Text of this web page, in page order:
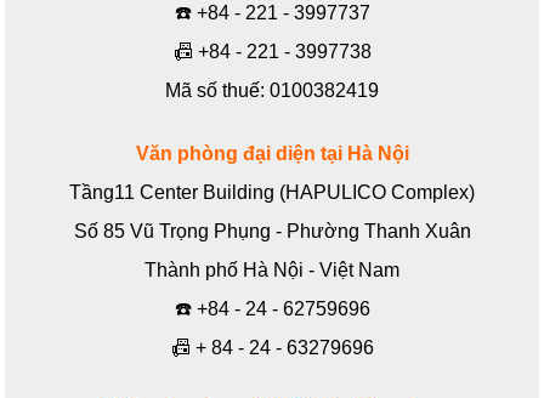
☎️ +84 - 221 - 3997737
📠 +84 - 221 - 3997738
Mã số thuế: 0100382419
Văn phòng đại diện tại Hà Nội
Tầng11 Center Building (HAPULICO Complex)
Số 85 Vũ Trọng Phụng - Phường Thanh Xuân
Thành phố Hà Nội - Việt Nam
☎️ +84 - 24 - 62759696
📠 + 84 - 24 - 63279696